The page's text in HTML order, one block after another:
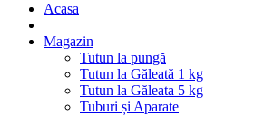
Acasa
Magazin
Tutun la pungă
Tutun la Găleată 1 kg
Tutun la Găleata 5 kg
Tuburi și Aparate